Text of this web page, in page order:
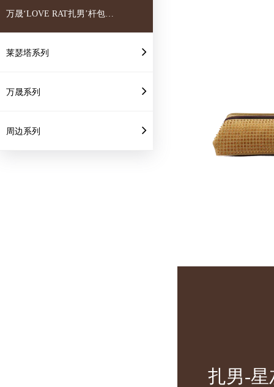
万晟‘LOVE RAT扎男’杆包系
莱瑟塔系列
万晟系列
周边系列
扎男-星